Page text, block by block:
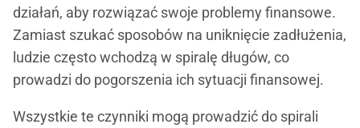
działań, aby rozwiązać swoje problemy finansowe.
Zamiast szukać sposobów na uniknięcie zadłużenia,
ludzie często wchodzą w spiralę długów, co
prowadzi do pogorszenia ich sytuacji finansowej.
Wszystkie te czynniki mogą prowadzić do spirali